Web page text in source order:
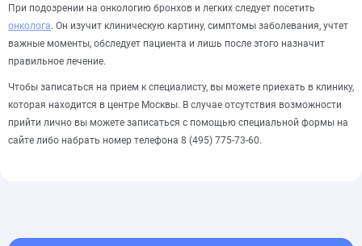
При подозрении на онкологию бронхов и легких следует посетить
онколога. Он изучит клиническую картину, симптомы заболевания, учтет
важные моменты, обследует пациента и лишь после этого назначит
правильное лечение.
Чтобы записаться на прием к специалисту, вы можете приехать в клинику,
которая находится в центре Москвы. В случае отсутствия возможности
прийти лично вы можете записаться с помощью специальной формы на
сайте либо набрать номер телефона 8 (495) 775-73-60.